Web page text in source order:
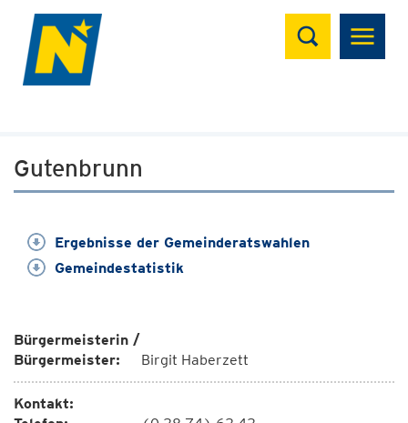
Suchen
Gutenbrunn
Ergebnisse der Gemeinderatswahlen
Gemeindestatistik
Bürgermeisterin /
Bürgermeister:
Birgit Haberzett
Kontakt: